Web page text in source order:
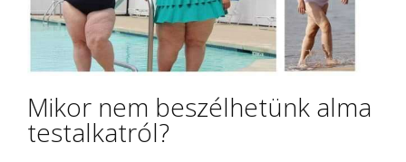
Mikor nem beszélhetünk alma
testalkatról?